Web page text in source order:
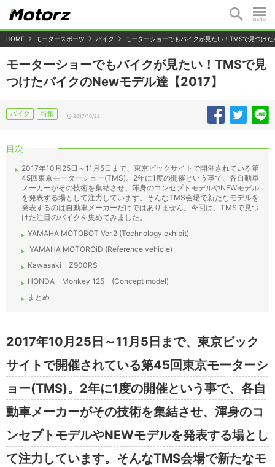
HOME モータースポーツ バイク モーターショーでもバイクが見たい！TMSで見つけ
モーターショーでもバイクが見たい！TMSで見
つけたバイクのNewモデル達【2017】
バイク 特集 2017/10/28
目次
2017年10月25日～11月5日まで、東京ビックサイトで開催されている第
45回東京モーターショー(TMS)。2年に1度の開催という事で、各自動車
メーカーがその技術を集結させ、渾身のコンセプトモデルやNEWモデル
を発表する場として注力しています。そんなTMS会場で新たなモデルを
発表するのは自動車メーカーだけではありません。今回は、TMSで見つ
けた注目のバイクを集めてみました。
YAMAHA MOTOBOT Ver.2 (Technology exhibit)
YAMAHA MOTOROiD (Reference vehicle)
Kawasaki Z900RS
HONDA Monkey 125 (Concept model)
まとめ
2017年10月25日～11月5日まで、東京ビック
サイトで開催されている第45回東京モーターシ
ョー(TMS)。2年に1度の開催という事で、各自
動車メーカーがその技術を集結させ、渾身のコ
ンセプトモデルやNEWモデルを発表する場とし
て注力しています。そんなTMS会場で新たなモ